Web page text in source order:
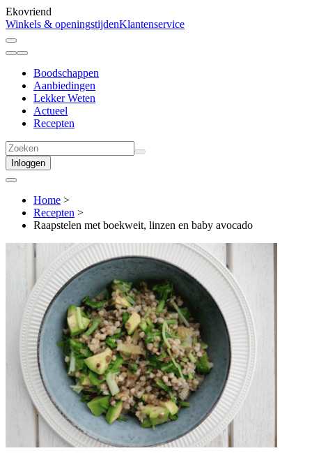
Ekovriend
Winkels & openingstijdenKlantenservice
Boodschappen
Aanbiedingen
Lekker Weten
Actueel
Recepten
Inloggen
Home >
Recepten >
Raapstelen met boekweit, linzen en baby avocado